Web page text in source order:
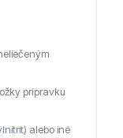
prípravku
) alebo iné